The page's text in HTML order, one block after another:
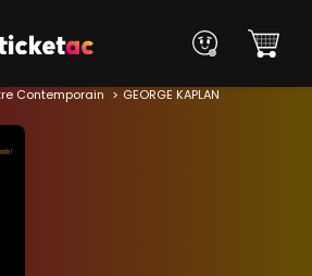
Contemporain GEORGE KAPLAN